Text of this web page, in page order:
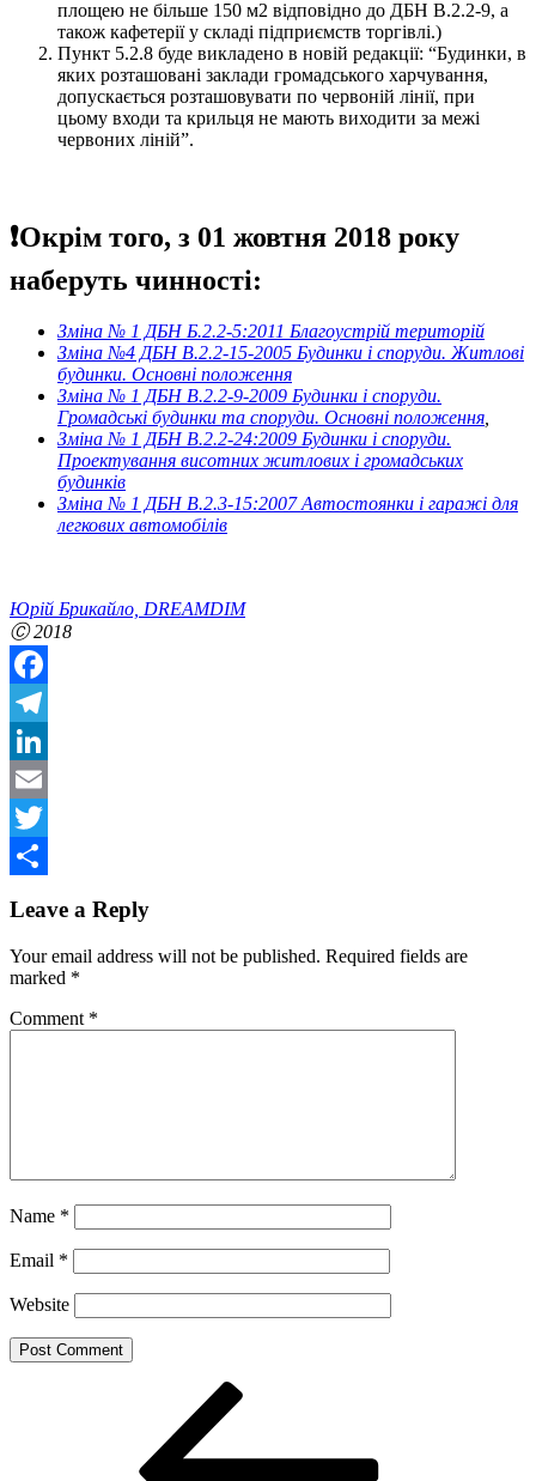
площею не більше 150 м2 відповідно до ДБН В.2.2-9, а
також кафетерії у складі підприємств торгівлі.)
Пункт 5.2.8 буде викладено в новій редакції: “Будинки, в
яких розташовані заклади громадського харчування,
допускається розташовувати по червоній лінії, при
цьому входи та крильця не мають виходити за межі
червоних ліній”.
❗Окрім того, з 01 жовтня 2018 року
наберуть чинності:
Зміна № 1 ДБН Б.2.2-5:2011 Благоустрій територій
Зміна №4 ДБН В.2.2-15-2005 Будинки і споруди. Житлові
будинки. Основні положення
Зміна № 1 ДБН В.2.2-9-2009 Будинки і споруди.
Громадські будинки та споруди. Основні положення
Зміна № 1 ДБН В.2.2-24:2009 Будинки і споруди.
Проектування висотних житлових і громадських
будинків
Зміна № 1 ДБН В.2.3-15:2007 Автостоянки і гаражі для
легкових автомобілів
Юрій Брикайло, DREAMDIM
Ⓒ 2018
Facebook
Telegram
LinkedIn
Email
Twitter
Leave a Reply
Your email address will not be published. Required fields are
marked *
Comment *
Name *
Email *
Website